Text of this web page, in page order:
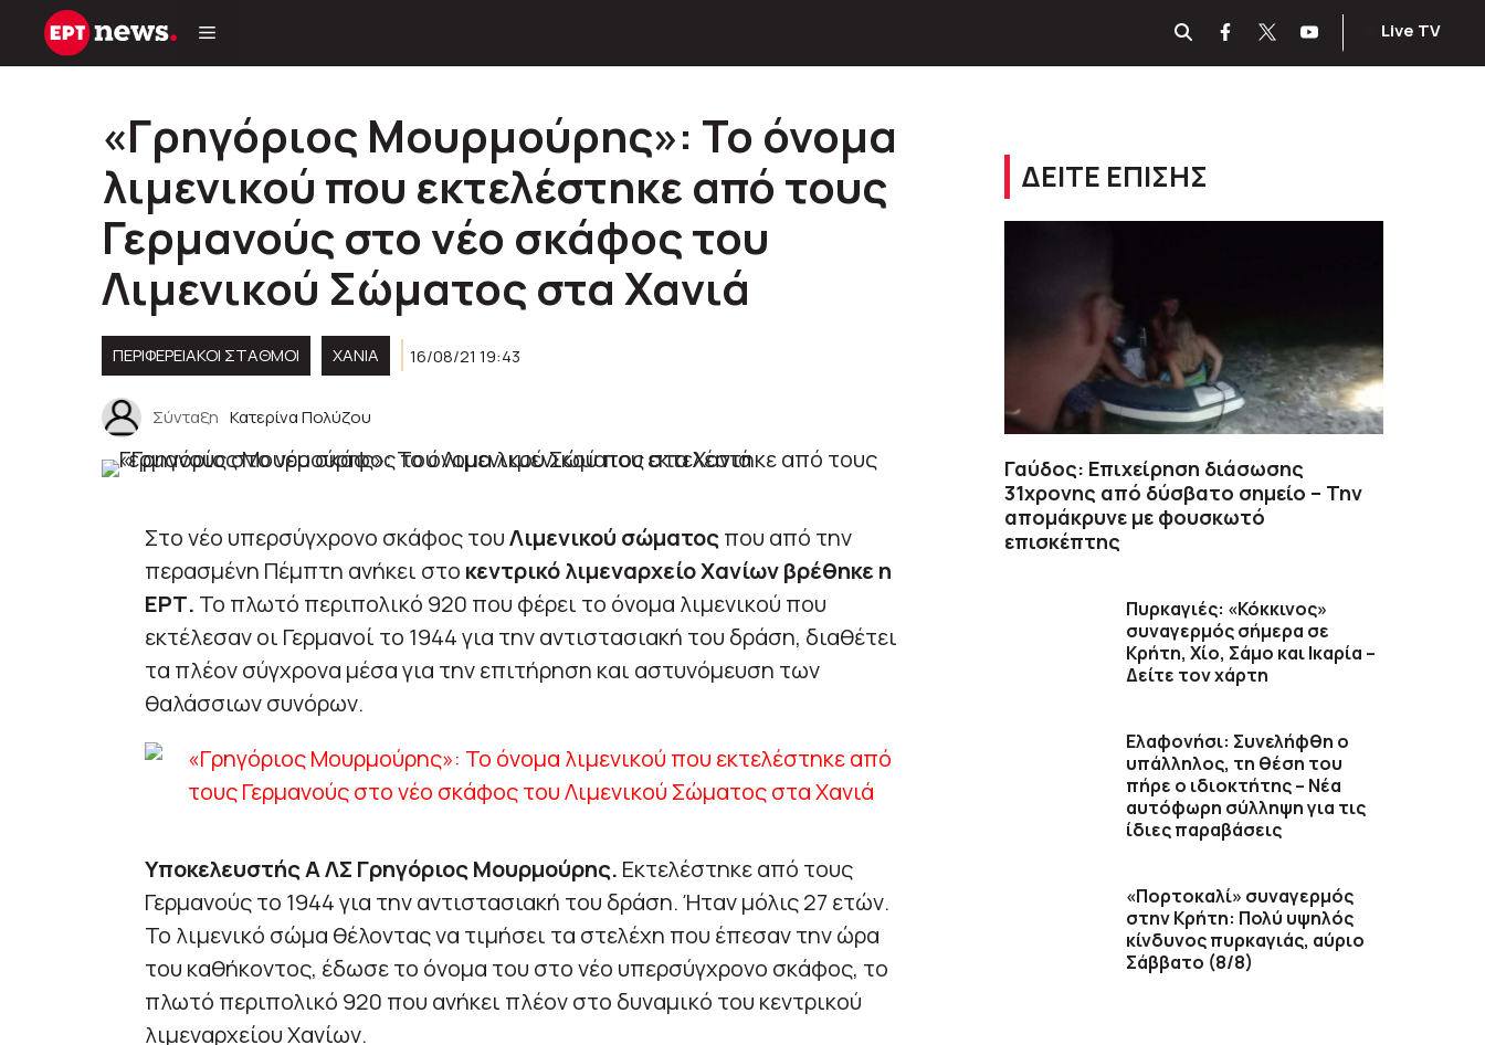
Μετάβαση
Live TV
«Γρηγόριος Μουρμούρης»: Το όνομα
λιμενικού που εκτελέστηκε από τους
Γερμανούς στο νέο σκάφος του
Λιμενικού Σώματος στα Χανιά
ΠΕΡΙΦΕΡΕΙΑΚΟΊ ΣΤΑΘΜΟΊ ΧΑΝΙΑ 16/08/21 19:43
Σύνταξη Κατερίνα Πολύζου
Στο νέο υπερσύγχρονο σκάφος τουΛιμενικού σώματοςπου από την
περασμένη Πέμπτη ανήκει στο κεντρικό λιμεναρχείο Χανίων βρέθηκε η
ΕΡΤ. Το πλωτό περιπολικό 920 που φέρει το όνομα λιμενικού που
εκτέλεσαν οι Γερμανοί το 1944 για την αντιστασιακή του δράση, διαθέτει
τα πλέον σύγχρονα μέσα για την επιτήρηση και αστυνόμευση των
θαλάσσιων συνόρων.
Υποκελευστής Α ΛΣ Γρηγόριος Μουρμούρης. Εκτελέστηκε από τους
Γερμανούς το 1944 για την αντιστασιακή του δράση. Ήταν μόλις 27 ετών.
Το λιμενικό σώμα θέλοντας να τιμήσει τα στελέχη που έπεσαν την ώρα
του καθήκοντος, έδωσε το όνομα του στο νέο υπερσύγχρονο σκάφος, το
πλωτό περιπολικό 920 που ανήκει πλέον στο δυναμικό του κεντρικού
λιμεναρχείου Χανίων.
ΔΕΙΤΕ ΕΠΙΣΗΣ
Γαύδος: Επιχείρηση διάσωσης
31χρονης από δύσβατο σημείο – Την
απομάκρυνε με φουσκωτό
επισκέπτης
Πυρκαγιές: «Κόκκινος»
συναγερμός σήμερα σε
Κρήτη, Χίο, Σάμο και Ικαρία –
Δείτε τον χάρτη
Ελαφονήσι: Συνελήφθη ο
υπάλληλος, τη θέση του
πήρε ο ιδιοκτήτης – Νέα
αυτόφωρη σύλληψη για τις
ίδιες παραβάσεις
«Πορτοκαλί» συναγερμός
στην Κρήτη: Πολύ υψηλός
κίνδυνος πυρκαγιάς, αύριο
Σάββατο (8/8)